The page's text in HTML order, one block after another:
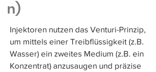
n)
Injektoren nutzen das Venturi-Prinzip,
um mittels einer Treibflüssigkeit (z.B.
Wasser) ein zweites Medium (z.B. ein
Konzentrat) anzusaugen und präzise